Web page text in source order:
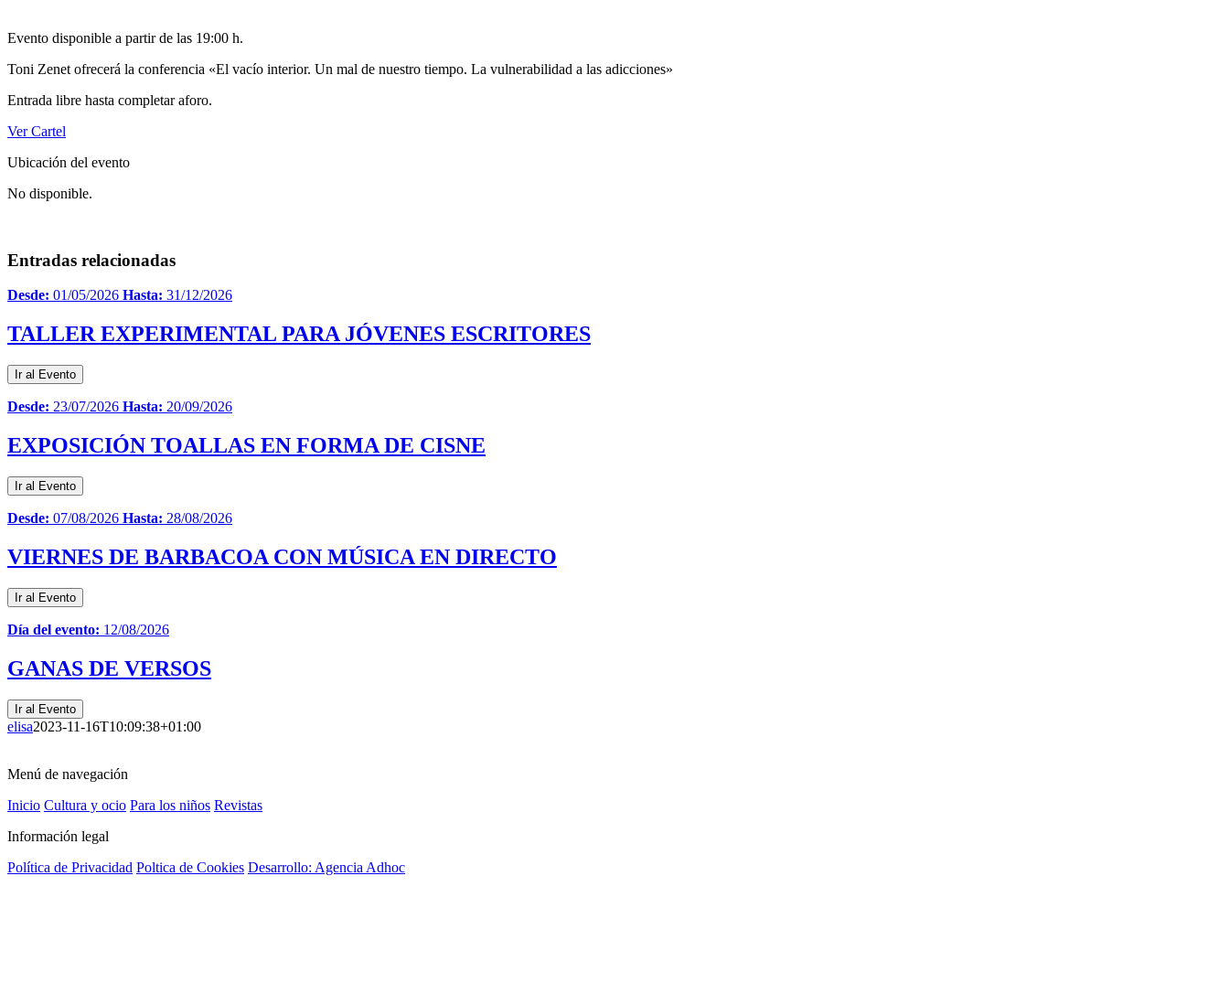
Evento disponible a partir de las 19:00 h.
Toni Zenet ofrecerá la conferencia «El vacío interior. Un mal de nuestro tiempo. La vulnerabilidad a las adicciones»
Entrada libre hasta completar aforo.
Ver Cartel
Ubicación del evento
No disponible.
Entradas relacionadas
Desde: 01/05/2026 Hasta: 31/12/2026
TALLER EXPERIMENTAL PARA JÓVENES ESCRITORES
Ir al Evento
Desde: 23/07/2026 Hasta: 20/09/2026
EXPOSICIÓN TOALLAS EN FORMA DE CISNE
Ir al Evento
Desde: 07/08/2026 Hasta: 28/08/2026
VIERNES DE BARBACOA CON MÚSICA EN DIRECTO
Ir al Evento
Día del evento: 12/08/2026
GANAS DE VERSOS
Ir al Evento
elisa2023-11-16T10:09:38+01:00
Menú de navegación
Inicio Cultura y ocio Para los niños Revistas
Información legal
Política de Privacidad Poltica de Cookies Desarrollo: Agencia Adhoc